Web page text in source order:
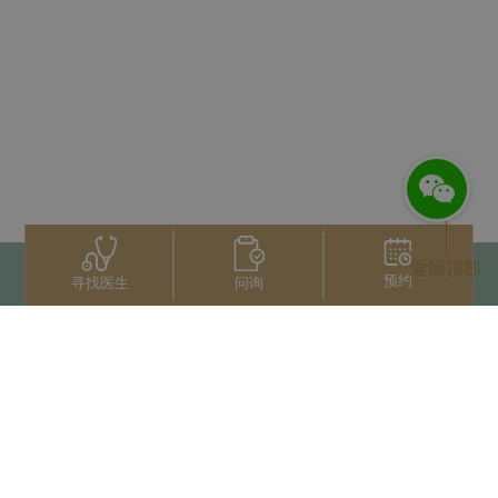
寻找医生 问询 预约
返回顶部